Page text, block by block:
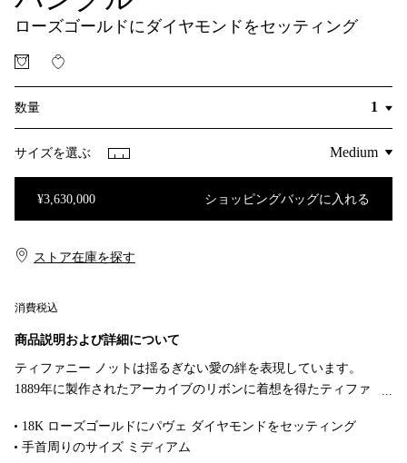
ローズゴールドにダイヤモンドをセッティング
数量
サイズを選ぶ
¥3,630,000 ショッピングバッグに入れる
消費税込
ストア在庫を探す​​
商品説明および詳細について
ティファニー ノットは揺るぎない愛の絆を表現しています。
1889年に製作されたアーカイブのリボンに着想を得たティファ
一人ひとりの大切なつながりを体現しています。艶やかな18K
ローズゴールドで作り上げられ、手作業でより一層美しい光沢
18K ローズゴールドにパヴェ ダイヤモンドをセッティング
手首周りのサイズ ミディアム